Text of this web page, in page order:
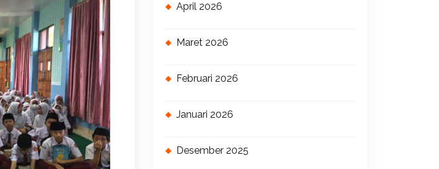
April 2026
Maret 2026
Februari 2026
Januari 2026
Desember 2025